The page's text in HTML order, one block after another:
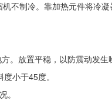
不制冷。靠加热元件将冷
。放置平稳，以防震动发生
小于45度。
。